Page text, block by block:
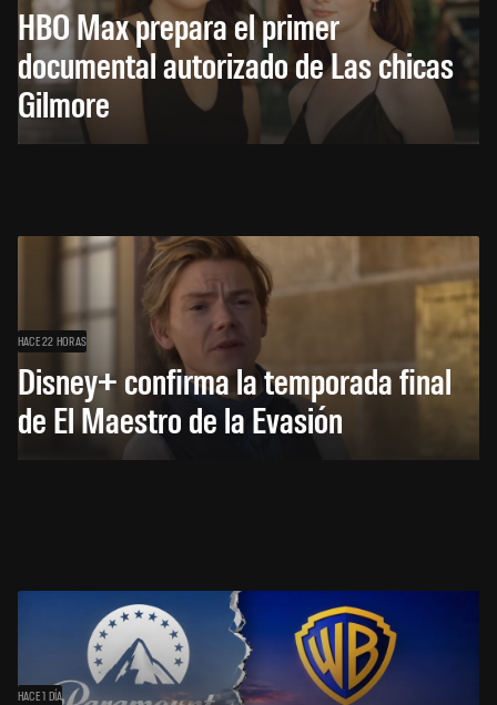
HBO Max prepara el primer
documental autorizado de Las chicas
Gilmore
HACE 22 HORAS
Disney+ confirma la temporada final
de El Maestro de la Evasión
HACE 1 DÍA